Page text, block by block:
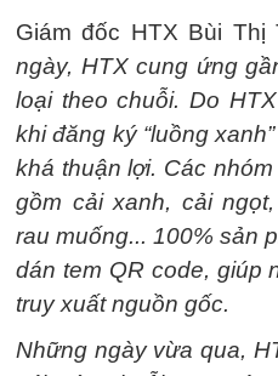
Giám đốc HTX Bùi Thị
ngày, HTX cung ứng
loại theo chuỗi. Do
khi đăng ký “luồng
khá thuận lợi. Các
gồm cải xanh, cải
rau muống... 100% sản
dán tem QR code, giúp
truy xuất nguồn gốc.
Những ngày vừa qua,